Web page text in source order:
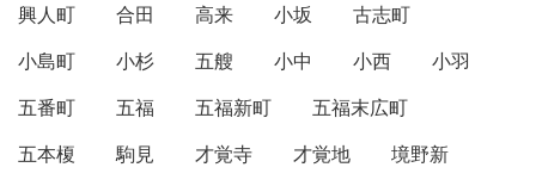
興人町
合田 高来 小坂
古志町
小島町
小杉 五艘 小中 小西
小羽
五番町
五福 五福新町
五福末広町
五本榎
駒見 才覚寺 才覚地
境野新